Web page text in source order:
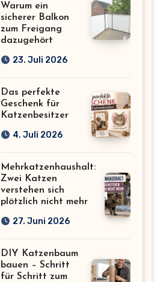
Warum ein
sicherer Balkon
zum Freigang
dazugehört
23. Juli 2026
Das perfekte
Geschenk für
Katzenbesitzer
4. Juli 2026
Mehrkatzenhaushalt:
Zwei Katzen
verstehen sich
plötzlich nicht mehr
27. Juni 2026
DIY Katzenbaum
bauen – Schritt
für Schritt zum